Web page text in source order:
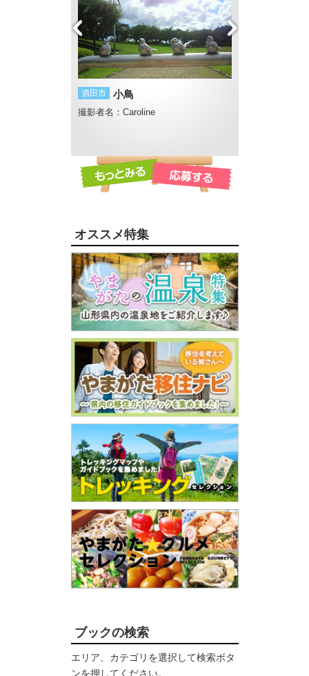
酒田市 小鳥
撮影者名：Caroline
オススメ特集
ブックの検索
エリア、カテゴリを選択して検索ボタ
ンを押してください。